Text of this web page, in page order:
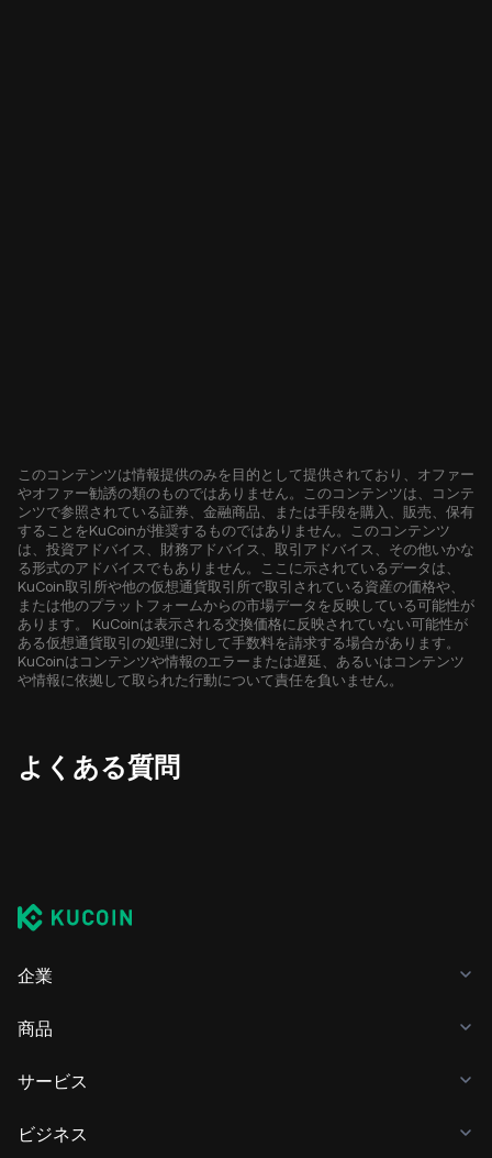
このコンテンツは情報提供のみを目的として提供されており、オファー
やオファー勧誘の類のものではありません。このコンテンツは、コンテ
ンツで参照されている証券、金融商品、または手段を購入、販売、保有
することをKuCoinが推奨するものではありません。このコンテンツ
は、投資アドバイス、財務アドバイス、取引アドバイス、その他いかな
る形式のアドバイスでもありません。ここに示されているデータは、
KuCoin取引所や他の仮想通貨取引所で取引されている資産の価格や、
または他のプラットフォームからの市場データを反映している可能性が
あります。 KuCoinは表示される交換価格に反映されていない可能性が
ある仮想通貨取引の処理に対して手数料を請求する場合があります。
KuCoinはコンテンツや情報のエラーまたは遅延、あるいはコンテンツ
や情報に依拠して取られた行動について責任を負いません。
よくある質問
企業
商品
サービス
ビジネス